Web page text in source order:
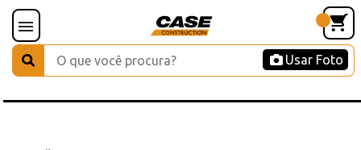
Usar Foto